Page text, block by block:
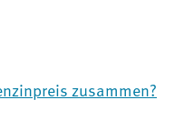
zusammen?